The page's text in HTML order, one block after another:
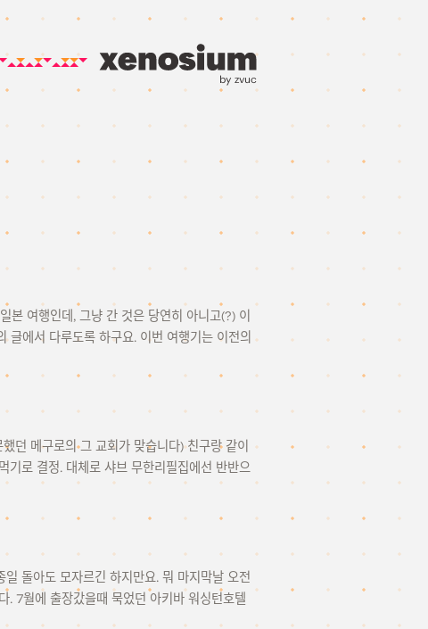
by zvuc
여행인데, 그냥 간 것은 당연히 아니고(?) 이
에서 다루도록 하구요. 이번 여행기는 이전의
던 메구로의 그 교회가 맞습니다) 친구랑 같이
기로 결정. 대체로 샤브 무한리필집에선 반반으
돌아도 모자르긴 하지만요. 뭐 마지막날 오전
. 7월에 출장갔을때 묵었던 아키바 워싱턴호텔